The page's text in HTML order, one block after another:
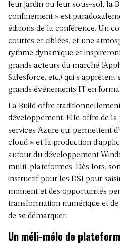
leur jardin ou leur sous-sol, la
confinement » est
éditions de la conférence. Un
courtes et ciblées, et une
rythme dynamique et
grands acteurs du marché
Salesforce, etc.) qui
grands événements IT en
La Build offre
développement. Elle offre de la
services Azure qui permettent
cloud » et la production
autour du développement
multi-plateformes. Dès lors,
instructif pour les DSI pour
moment et des opportunités
transformation numérique et
de se démarquer.
Un méli-mélo de